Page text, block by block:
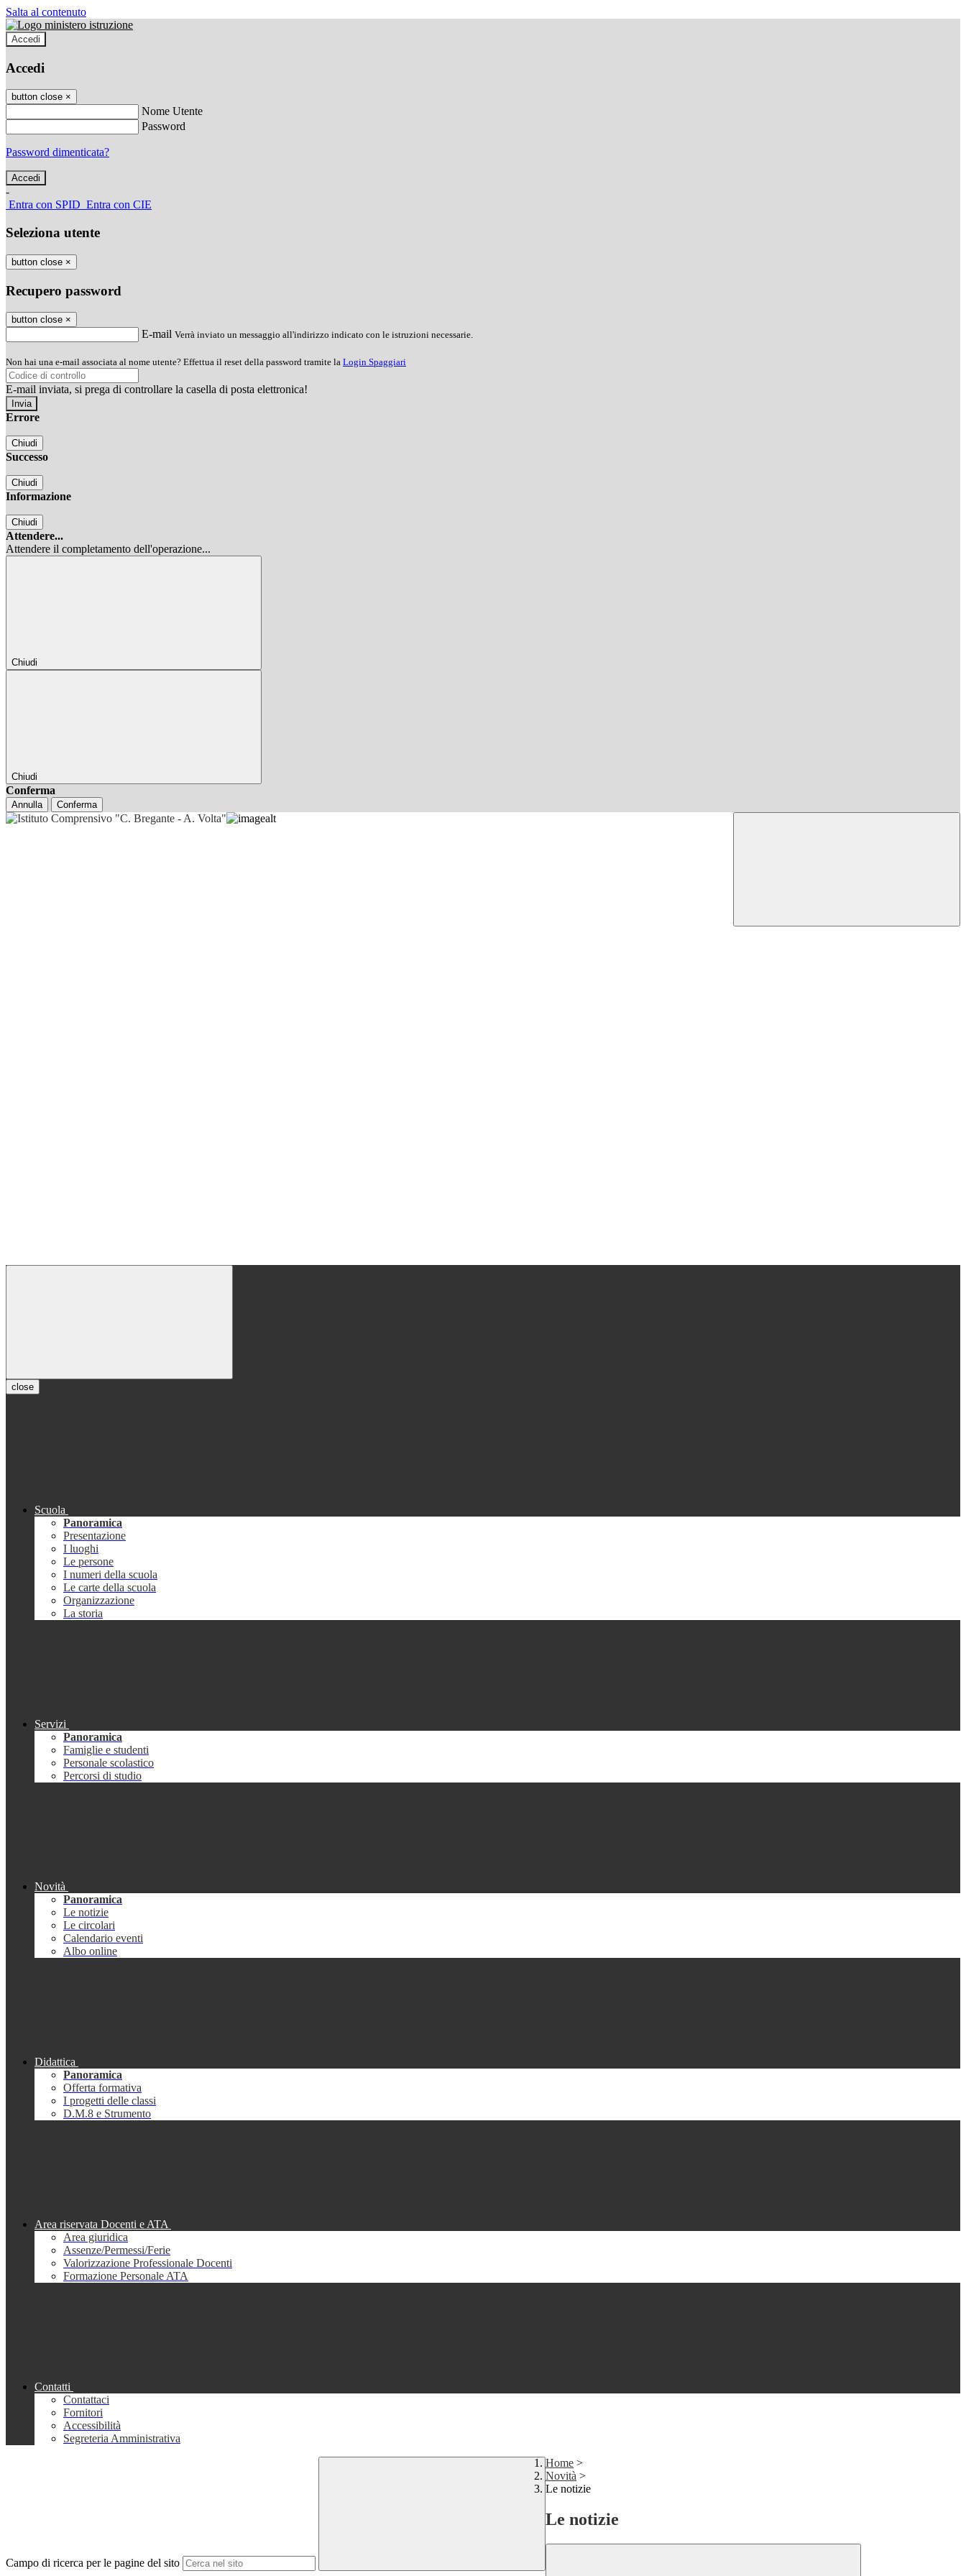
Salta al contenuto
Accedi
Accedi
button close ×
Nome Utente
Password
Password dimenticata?
-
Entra con SPID Entra con CIE
Seleziona utente
button close ×
Recupero password
button close ×
E-mail Verrà inviato un messaggio all'indirizzo indicato con le istruzioni necessarie.
Non hai una e-mail associata al nome utente? Effettua il reset della password tramite la Login Spaggiari
E-mail inviata, si prega di controllare la casella di posta elettronica!
Errore
Chiudi
Successo
Chiudi
Informazione
Chiudi
Attendere...
Attendere il completamento dell'operazione...
Chiudi
Chiudi
Conferma
Annulla Conferma
close
Scuola
Panoramica
Presentazione
I luoghi
Le persone
I numeri della scuola
Le carte della scuola
Organizzazione
La storia
Servizi
Panoramica
Famiglie e studenti
Personale scolastico
Percorsi di studio
Novità
Panoramica
Le notizie
Le circolari
Calendario eventi
Albo online
Didattica
Panoramica
Offerta formativa
I progetti delle classi
D.M.8 e Strumento
Area riservata Docenti e ATA
Area giuridica
Assenze/Permessi/Ferie
Valorizzazione Professionale Docenti
Formazione Personale ATA
Contatti
Contattaci
Fornitori
Accessibilità
Segreteria Amministrativa
Campo di ricerca per le pagine del sito
Home >
Novità >
Le notizie
Le notizie